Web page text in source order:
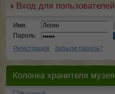
Вход для пользователей
Имя:
Пароль:
Регистрация
Забыли пароль?
Колонка хранителя музея